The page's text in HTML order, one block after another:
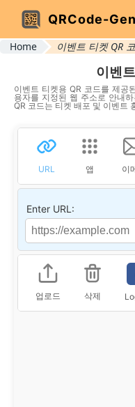
QRCode-
Home 이벤트 티켓 QR
이벤
이벤트 티켓용 QR 코드를 제공
용자를 지정된 웹 주소로 안내
QR 코드는 티켓 배포 및 이벤트
URL 앱 이
Enter URL:
업로드 삭제